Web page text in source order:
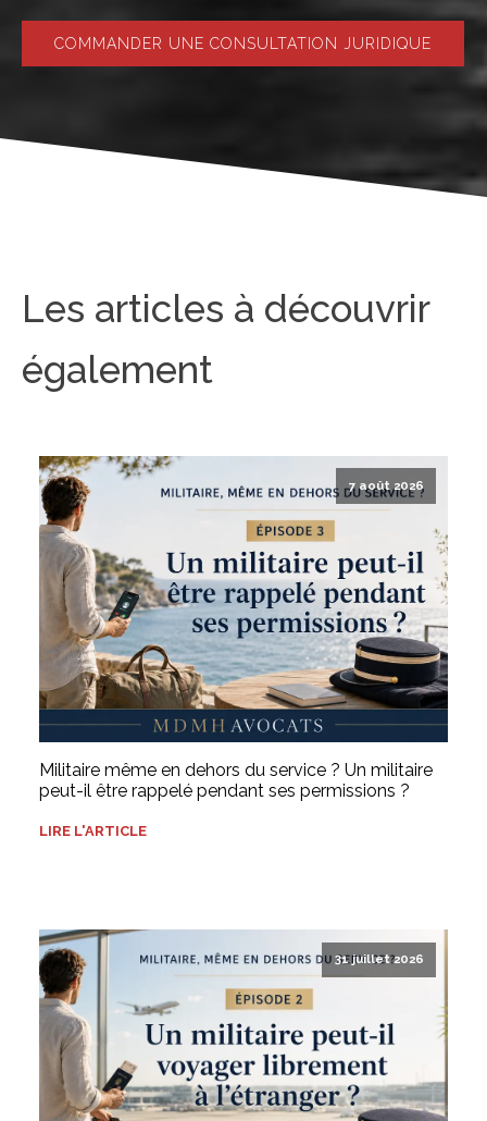
COMMANDER UNE CONSULTATION JURIDIQUE
Les articles à découvrir
également
7 août 2026
Militaire même en dehors du service ? Un militaire
peut-il être rappelé pendant ses permissions ?
LIRE L'ARTICLE
31 juillet 2026